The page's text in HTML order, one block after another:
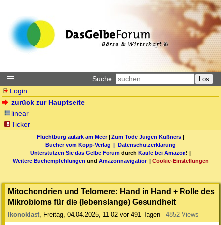
Suche: Los
Login
zurück zur Hauptseite
linear
Ticker
Fluchtburg autark am Meer| Zum Tode Jürgen Küßners |
Bücher vom Kopp-Verlag | Datenschutzerklärung
Unterstützen Sie das Gelbe Forum durch Käufe bei Amazon! |
Weitere Buchempfehlungen und Amazonnavigation | Cookie-Einstellungen
Mitochondrien und Telomere: Hand in Hand + Rolle des
Mikrobioms für die (lebenslange) Gesundheit
Ikonoklast, Freitag, 04.04.2025, 11:02 vor 491 Tagen 4852 Views